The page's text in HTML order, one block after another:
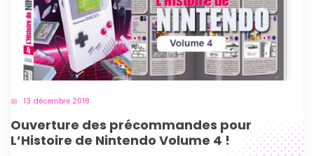
13 décembre 2018
Ouverture des précommandes pour
L’Histoire de Nintendo Volume 4 !